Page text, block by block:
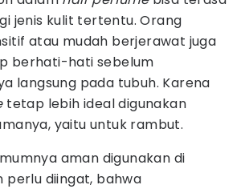
jenis kulit tertentu. Orang
atau mudah berjerawat juga
berhati-hati sebelum
langsung pada tubuh. Karena
tetap lebih ideal digunakan
yaitu untuk rambut.
aman digunakan di
perlu diingat, bahwa